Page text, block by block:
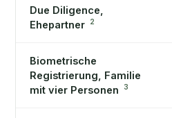
Due Diligence,
Ehepartner
2
Biometrische
Registrierung, Familie
mit vier Personen
3